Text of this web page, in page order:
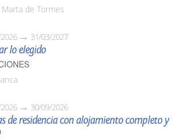
Marta de Tormes
31/03/2027
lo elegido
30/09/2026
de residencia con alojamiento completo y